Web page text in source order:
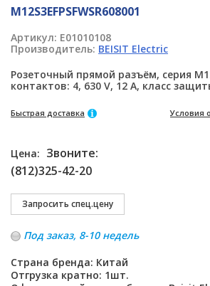
M12S3EFPSFWSR608001
Артикул: E01010108
Производитель: BEISIT Electric
Розеточный прямой разъём, серия
контактов: 4, 630 V, 12 A, класс
Быстрая доставка Условия
Цена: Звоните:
(812)325-42-20
Под заказ, 8-10 недель
Страна бренда: Китай
Отгрузка кратно: 1шт.